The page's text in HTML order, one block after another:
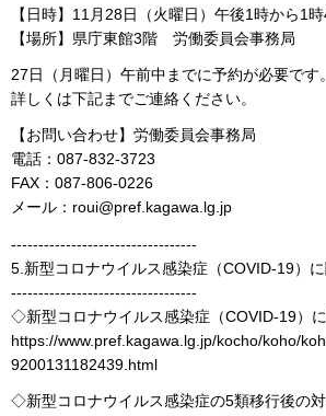
【日時】11月28日（火曜日）午後1時から1
【場所】県庁東館3階 労働委員会事務局
27日（月曜日）午前中までに予約が必要です。
詳しくは下記までご連絡ください。
【お問い合わせ】労働委員会事務局
電話：087-832-3723
FAX：087-806-0226
メール：roui@pref.kagawa.lg.jp
----------------------------------
5.新型コロナウイルス感染症（COVID-19）
----------------------------------
◇新型コロナウイルス感染症（COVID-19）
https://www.pref.kagawa.lg.jp/kocho/koho/
9200131182439.html
◇新型コロナウイルス感染症の5類移行後の